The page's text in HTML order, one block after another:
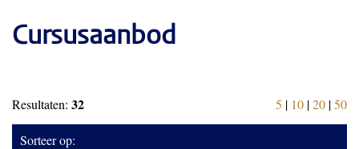
Cursusaanbod
Resultaten: 32 5 | 10 |20 |50
Sorteer op: